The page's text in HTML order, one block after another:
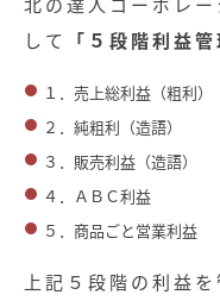
して
「５段階利益管
１．売上総利益（粗利）
２．純粗利（造語）
３．販売利益（造語）
４．ＡＢＣ利益
５．商品ごと営業利益
上記５段階の利益